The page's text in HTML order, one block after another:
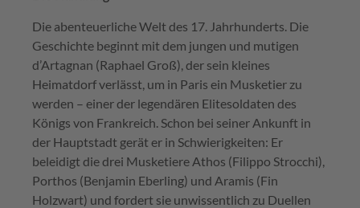
Die abenteuerliche Welt des 17. Jahrhunderts. Die
Geschichte beginnt mit dem jungen und mutigen
d’Artagnan (Raphael Groß), der sein kleines
Heimatdorf verlässt, um in Paris ein Musketier zu
werden – einer der legendären Elitesoldaten des
Königs von Frankreich. Schon bei seiner Ankunft in
der Hauptstadt gerät er in Schwierigkeiten: Er
beleidigt die drei Musketiere Athos (Filippo Strocchi),
Porthos (Benjamin Eberling) und Aramis (Fin
Holzwart) und fordert sie unwissentlich zu Duellen